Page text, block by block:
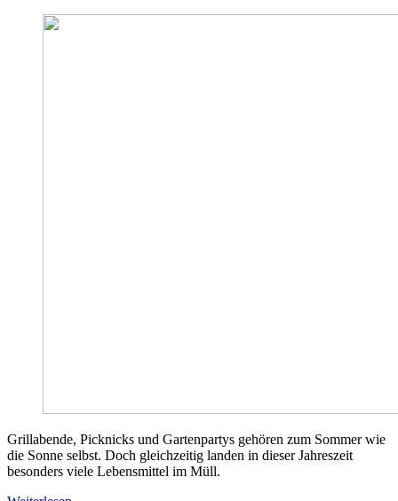
Grillabende, Picknicks und Gartenpartys gehören zum Sommer wie
die Sonne selbst. Doch gleichzeitig landen in dieser Jahreszeit
besonders viele Lebensmittel im Müll.